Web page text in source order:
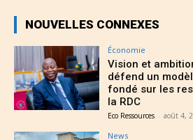
NOUVELLES CONNEXES
Économie
Vision et
défend un
fondé sur les
la RDC
Eco Ressources - août 4,
News